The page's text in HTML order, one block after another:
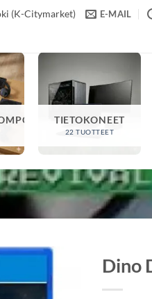
(K-Citymarket) E-MAIL
TIETOKONEET
22 TUOTTEET
Dino